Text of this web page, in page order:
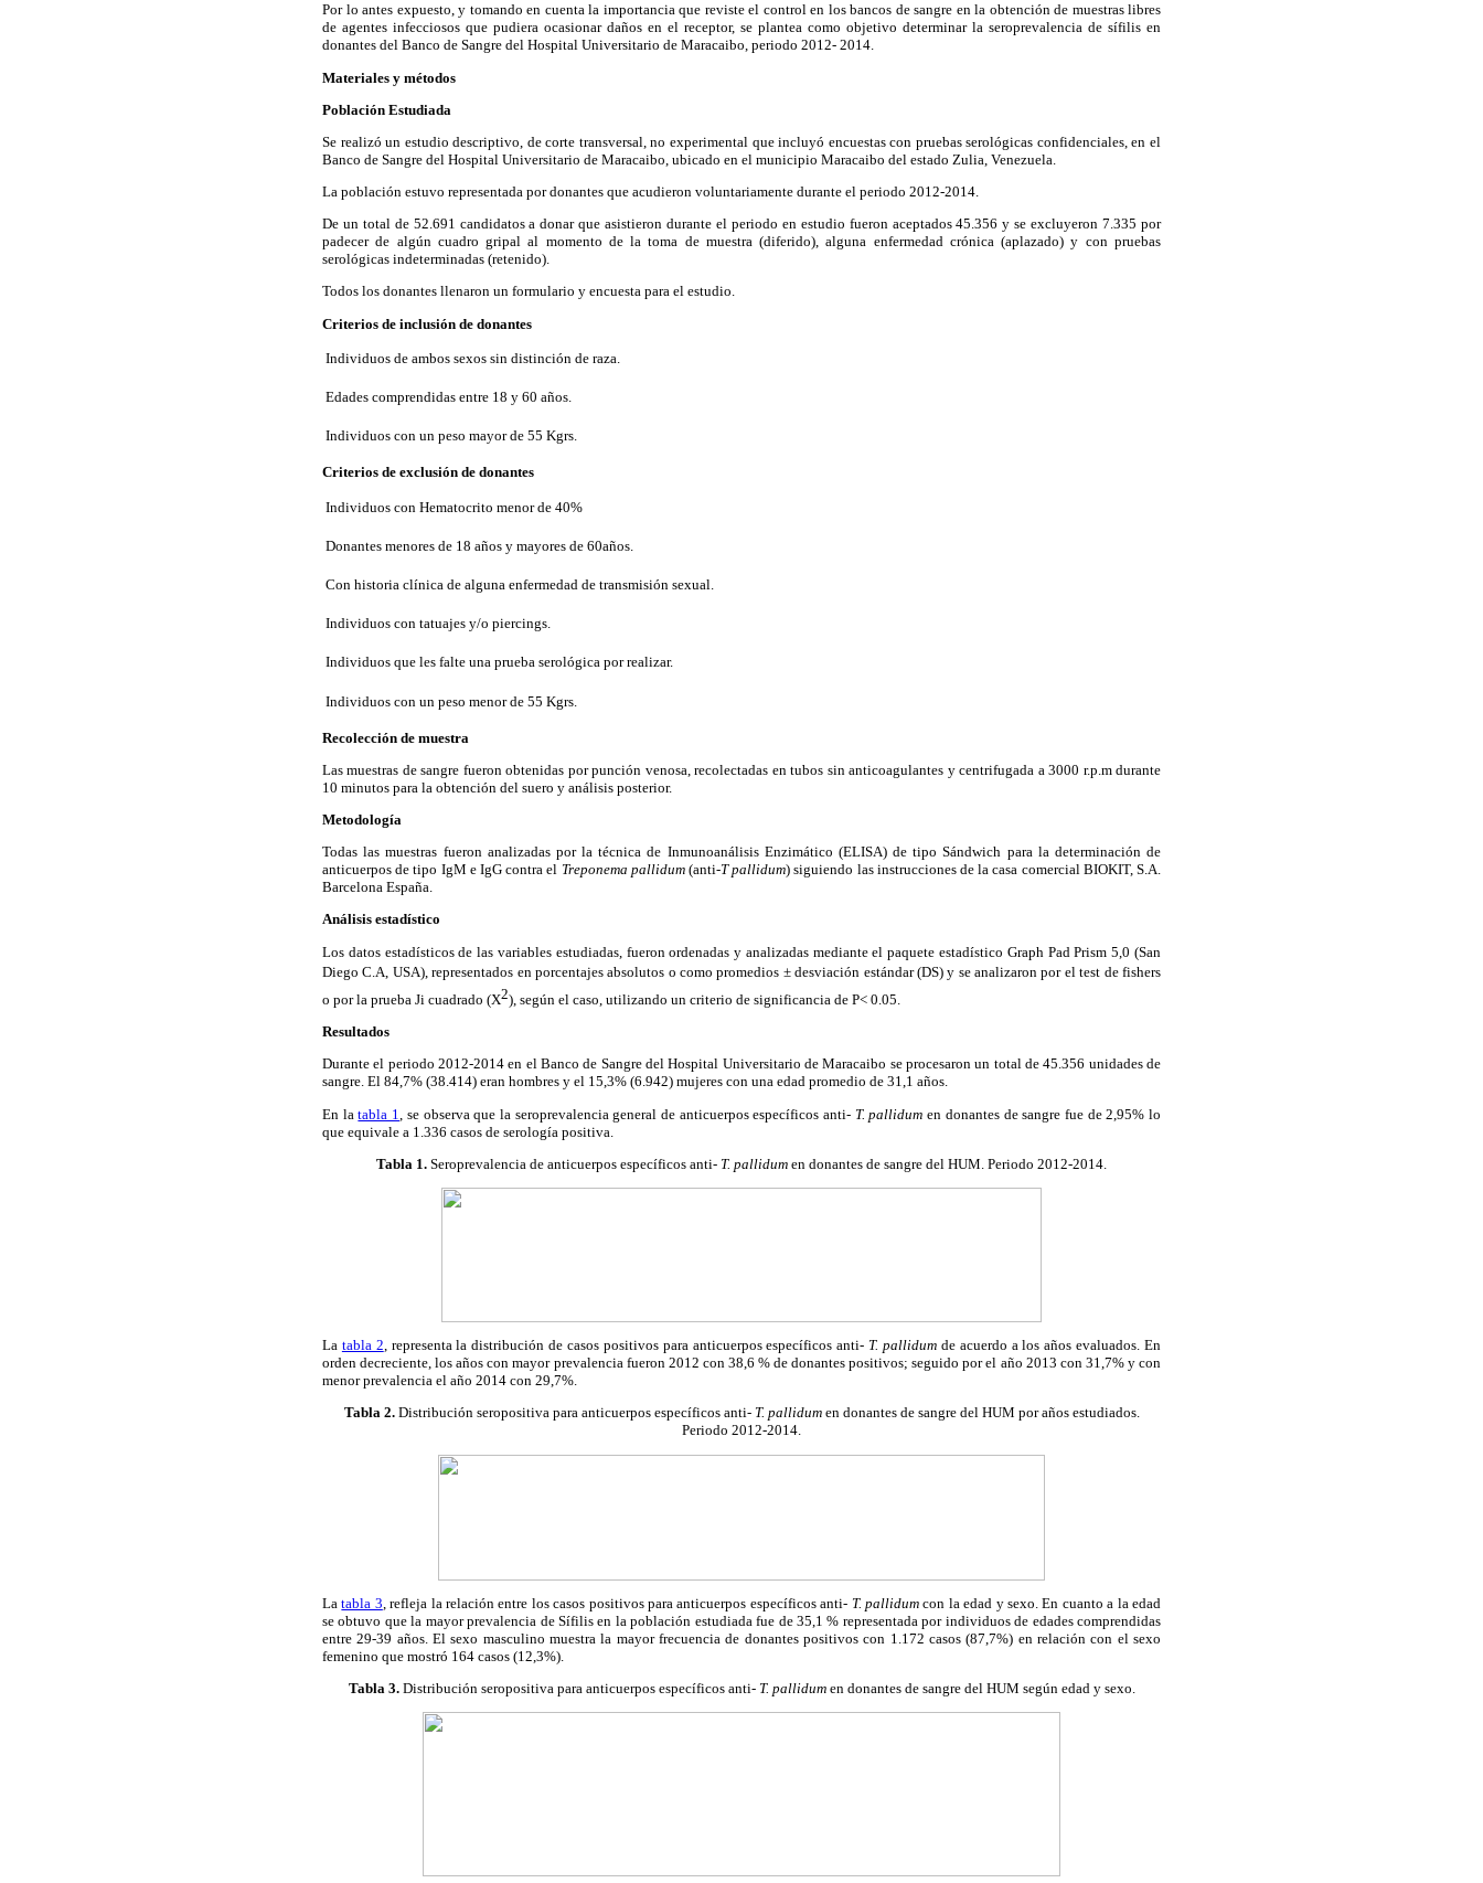
Por lo antes expuesto, y tomando en cuenta la importancia que reviste el control en los bancos de sangre en la obtención de muestras libres
de agentes infecciosos que pudiera ocasionar daños en el receptor, se plantea como objetivo determinar la seroprevalencia de sífilis en
donantes del Banco de Sangre del Hospital Universitario de Maracaibo, periodo 2012- 2014.
Materiales y métodos
Población Estudiada
Se realizó un estudio descriptivo, de corte transversal, no experimental que incluyó encuestas con pruebas serológicas confidenciales, en el
Banco de Sangre del Hospital Universitario de Maracaibo, ubicado en el municipio Maracaibo del estado Zulia, Venezuela.
La población estuvo representada por donantes que acudieron voluntariamente durante el periodo 2012-2014.
De un total de 52.691 candidatos a donar que asistieron durante el periodo en estudio fueron aceptados 45.356 y se excluyeron 7.335 por
padecer de algún cuadro gripal al momento de la toma de muestra (diferido), alguna enfermedad crónica (aplazado) y con pruebas
serológicas indeterminadas (retenido).
Todos los donantes llenaron un formulario y encuesta para el estudio.
Criterios de inclusión de donantes
Individuos de ambos sexos sin distinción de raza.
Edades comprendidas entre 18 y 60 años.
Individuos con un peso mayor de 55 Kgrs.
Criterios de exclusión de donantes
Individuos con Hematocrito menor de 40%
Donantes menores de 18 años y mayores de 60años.
Con historia clínica de alguna enfermedad de transmisión sexual.
Individuos con tatuajes y/o piercings.
Individuos que les falte una prueba serológica por realizar.
Individuos con un peso menor de 55 Kgrs.
Recolección de muestra
Las muestras de sangre fueron obtenidas por punción venosa, recolectadas en tubos sin anticoagulantes y centrifugada a 3000 r.p.m durante
10 minutos para la obtención del suero y análisis posterior.
Metodología
Todas las muestras fueron analizadas por la técnica de Inmunoanálisis Enzimático (ELISA) de tipo Sándwich para la determinación de
anticuerpos de tipo IgM e IgG contra el Treponema pallidum(anti-T pallidum) siguiendo las instrucciones de la casa comercial BIOKIT, S.A.
Barcelona España.
Análisis estadístico
Los datos estadísticos de las variables estudiadas, fueron ordenadas y analizadas mediante el paquete estadístico Graph Pad Prism 5,0 (San
Diego C.A, USA), representados en porcentajes absolutos o como promedios ± desviación estándar (DS) y se analizaron por el test de fishers
o por la prueba Ji cuadrado (X2), según el caso, utilizando un criterio de significancia de P< 0.05.
Resultados
Durante el periodo 2012-2014 en el Banco de Sangre del Hospital Universitario de Maracaibo se procesaron un total de 45.356 unidades de
sangre. El 84,7% (38.414) eran hombres y el 15,3% (6.942) mujeres con una edad promedio de 31,1 años.
En latabla 1 , se observa que la seroprevalencia general de anticuerpos específicos anti- T. pallidumen donantes de sangre fue de 2,95% lo
que equivale a 1.336 casos de serología positiva.
Tabla 1. Seroprevalencia de anticuerpos específicos anti- T. pallidum en donantes de sangre del HUM. Periodo 2012-2014.
La tabla 2, representa la distribución de casos positivos para anticuerpos específicos anti- T. pallidum de acuerdo a los años evaluados. En
orden decreciente, los años con mayor prevalencia fueron 2012 con 38,6 % de donantes positivos; seguido por el año 2013 con 31,7% y con
menor prevalencia el año 2014 con 29,7%.
Tabla 2.Distribución seropositiva para anticuerpos específicos anti- T. pallidumen donantes de sangre del HUM por años estudiados.
Periodo 2012-2014.
Latabla 3 , refleja la relación entre los casos positivos para anticuerpos específicos anti- T. pallidumcon la edad y sexo. En cuanto a la edad
se obtuvo que la mayor prevalencia de Sífilis en la población estudiada fue de 35,1 % representada por individuos de edades comprendidas
entre 29-39 años. El sexo masculino muestra la mayor frecuencia de donantes positivos con 1.172 casos (87,7%) en relación con el sexo
femenino que mostró 164 casos (12,3%).
Tabla 3.Distribución seropositiva para anticuerpos específicos anti- T. pallidumen donantes de sangre del HUM según edad y sexo.